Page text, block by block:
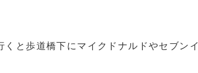
と歩道橋下にマイクドナルドやセブン